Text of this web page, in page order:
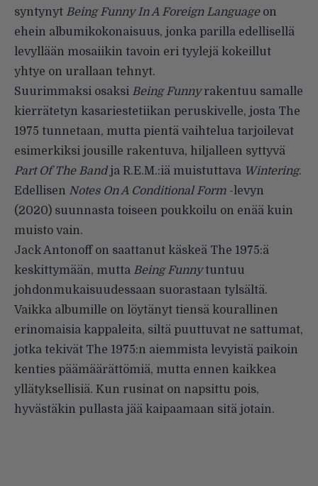
syntynyt Being Funny In A Foreign Languageon
ehein albumikokonaisuus, jonka parilla edellisellä
levyllään mosaiikin tavoin eri tyylejä kokeillut
yhtye on urallaan tehnyt.
Suurimmaksi osaksi Being Funnyrakentuu samalle
kierrätetyn kasariestetiikan peruskivelle, josta The
1975 tunnetaan, mutta pientä vaihtelua tarjoilevat
esimerkiksi jousille rakentuva, hiljalleen syttyvä
Part Of The Bandja R.E.M.:iä muistuttava Wintering.
Edellisen Notes On A Conditional Form -levyn
(2020) suunnasta toiseen poukkoilu on enää kuin
muisto vain.
Jack Antonoff on saattanut käskeä The 1975:ä
keskittymään, mutta Being Funnytuntuu
johdonmukaisuudessaan suorastaan tylsältä.
Vaikka albumille on löytänyt tiensä kourallinen
erinomaisia kappaleita, siltä puuttuvat ne sattumat,
jotka tekivät The 1975:n aiemmista levyistä paikoin
kenties päämäärättömiä, mutta ennen kaikkea
yllätyksellisiä. Kun rusinat on napsittu pois,
hyvästäkin pullasta jää kaipaamaan sitä jotain.